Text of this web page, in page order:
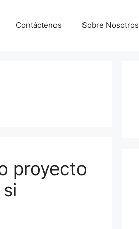
Contáctenos Sobre Nosotros
proyecto